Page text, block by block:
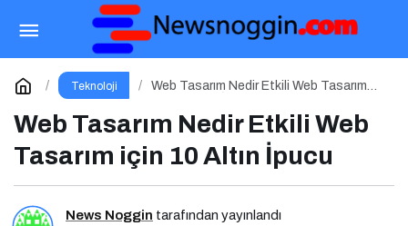
Teknoloji
Web Tasarım Nedir Etkili Web Tasarım
Web Tasarım Nedir Etkili Web
Tasarım için 10 Altın İpucu
News Noggin tarafından yayınlandı
Arama Motoru Optimizasyonu (SEO) Nedir?
Etkili SEO İçin 10 Altın İpucu
Yorum Yap